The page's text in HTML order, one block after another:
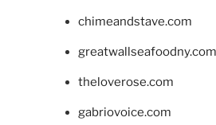
chimeandstave.com
greatwallseafoodny.com
theloverose.com
gabriovoice.com